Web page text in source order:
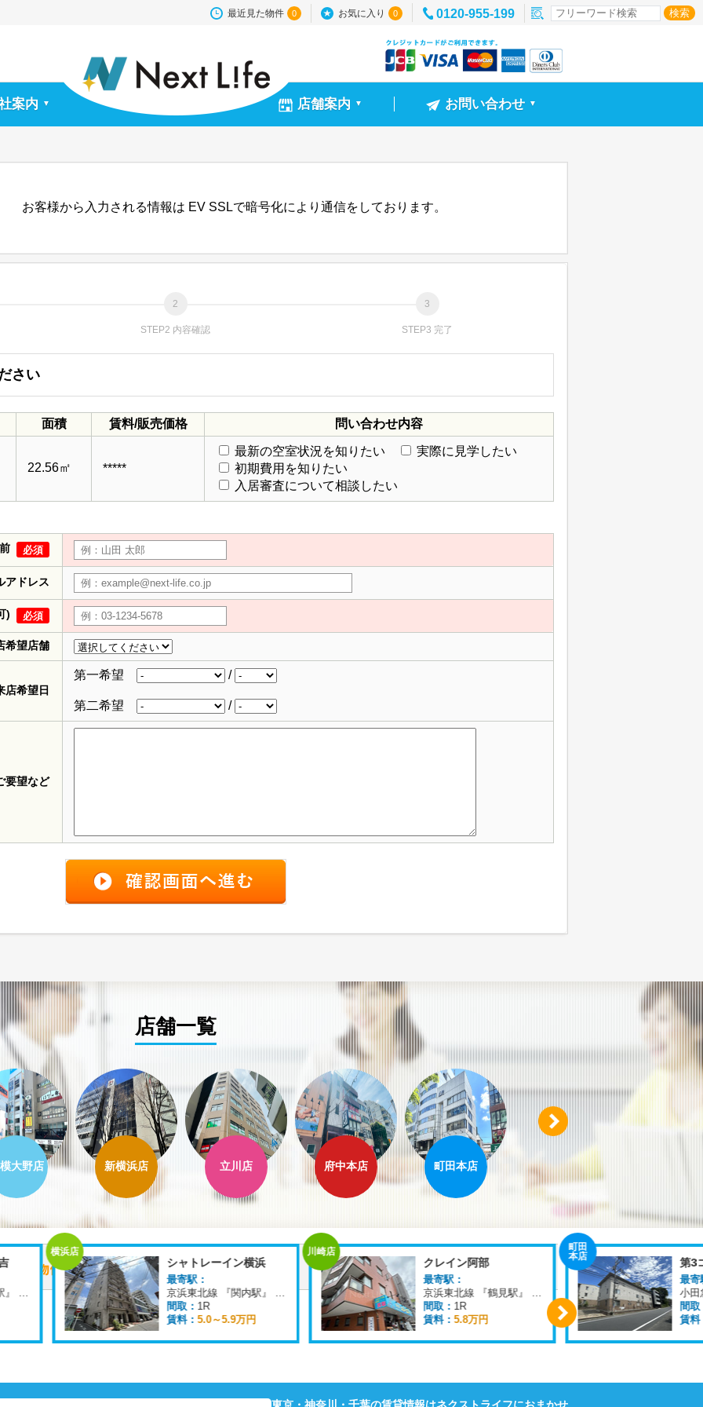
最近見た物件 0 お気に入り 0 0120-955-199
案内 ▼ 店舗案内 ▼ お問い合わせ ▼
お客様から入力される情報は EV SSLで暗号化により通信をしております。
STEP2 内容確認 STEP3 完了
さい
面積 賃料/販売価格 問い合わせ内容
22.56㎡ *****
最新の空室状況を知りたい
実際に見学したい
初期費用を知りたい
入居審査について相談したい
必須
アドレス
) 必須
希望店舗
店希望日
第一希望 /
第二希望 /
要望など
店舗一覧
大野店 新横浜店 立川店 府中本店 町田本店 溝の口店
東急東横線 『日吉駅』 徒歩 4分
シャトレーイン横浜
横浜店
最寄駅：
京浜東北線 『関内駅』 徒歩
1分
間取： 1R
賃料：5.0～5.9万円
クレイン阿部
川崎店
最寄駅：
京浜東北線 『鶴見駅』 徒歩
10
間取： 1R
賃料：5.8万円
第3
町田
本店
最寄
間取
賃料